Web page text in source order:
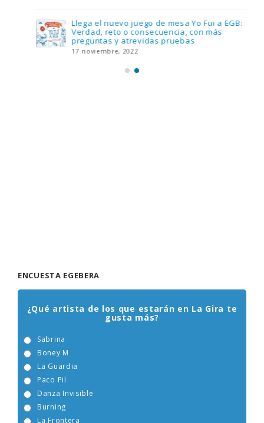
Llega el nuevo juego de mesa Yo Fui a EGB:
Verdad, reto o consecuencia, con más
preguntas y atrevidas pruebas
17 noviembre, 2022
¿Qué artista de los que estarán en La Gira te
gusta más?
Boney M
Burning